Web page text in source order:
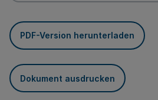
PDF-Version herunterladen
Dokument ausdrucken